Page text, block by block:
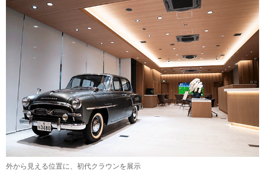
外から見える位置に、初代クラウンを展示